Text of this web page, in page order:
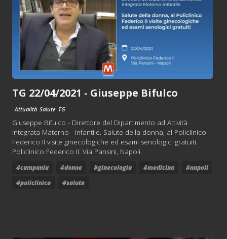
TG 22/04/2021 - Giuseppe Bifulco
Attualità Salute TG
Giuseppe Bifulco - Direttore del Dipartimento ad Attività
Integrata Materno - Infantile. Salute della donna, al Policlinico
Federico II visite ginecologiche ed esami senologici gratuiti.
Policlinico Federico II. Via Pansini, Napoli.
#campania #donne #ginecologia #medicina
#napoli
#policlinico
#salute